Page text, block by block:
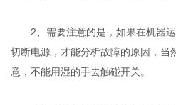
2、需要注意的是，如果在机器运
切断电源，才能分析故障的原因，当
意，不能用湿的手去触碰开关。